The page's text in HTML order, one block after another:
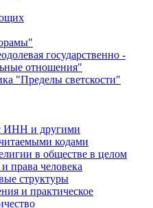
государственно -
отношения"
"Пределы светскости"
ИНН и другими
кодами
в обществе в целом
права человека
структуры
и практическое